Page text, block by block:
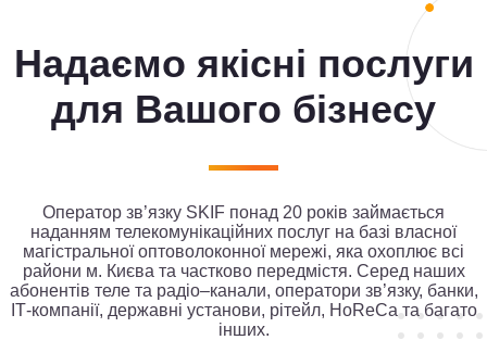
Надаємо якісні послуги
для Вашого бізнесу
Оператор зв’язку SKIF понад 20 років займається
наданням телекомунікаційних послуг на базі власної
магістральної оптоволоконної мережі, яка охоплює всі
райони м. Києва та частково передмістя. Серед наших
абонентів теле та радіо–канали, оператори зв’язку, банки,
ІТ-компанії, державнi установи, рітейл, HoReCa та багато
інших.